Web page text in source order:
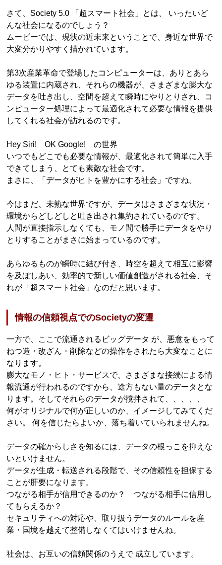
さて、Society 5.0 「超スマート社会」とは、 いったいど
んな社会になるのでしょう？
ムービーでは、現状の近未来ということで、身近な世界で
大変分かりやすく描かれています。
第3次産業革命で登場したコンピューターは、ありとあら
ゆる装置に内蔵され、それらの機器が、さまざまな膨大な
データを吐き出し、空間を超えて瞬時にやりとりされ、コ
ンピューター処理によって最適化されて必要な情報を提供
してくれる社会が訪れるのです。
Hey Siri! OK Google! の世界
いつでもどこでも必要な情報が、最適化されて簡単に入手
できてしまう、とても素敵な社会です。
まさに、「データがヒトを豊かにする社会」ですね。
今はまだ、未熟な世界ですが、データはさまざまな状況・
環境からどしどしと吐き出され集約されているのです。
人間が直接指示しなくても、モノ間で勝手にデータをやり
とりすることがまさに始まっているのです。
あらゆるものが瞬時に結び付き、時空を超えて相互に影響
を及ぼしあい、効率的で新しい価値創造がされる社会、そ
れが「超スマート社会」なのだと思います。
情報の信頼視点でのSocietyの変遷
一方で、ここで流通されるビッグデータ が、悪意をもって
ねつ造・改ざん・削除などの操作をされたら大変なことに
なります。
膨大なモノ・ヒト・サービスで、さまざまな接続による情
報流通が行われるのですから、途方もない量のデータとな
ります。そしてそれらのデータが撹拌されて、、、、、
何がオリジナルで何が正しいのか、イメージしてみてくだ
さい。 何を信じたらよいか、落ち着いていられませんね。
データの確からしさを知るには、データの根っこを抑えな
いといけません。
データが生成・転送される段階で、その信頼性を担保する
ことが肝要になります。
つながる相手が信用できるのか？ つながる相手に信用し
てもらえるか？
セキュリティへの対応や、取り扱うデータのルールを産
業・国境を越えて整備しなくてはいけませんね。
社会は、お互いの信頼関係のうえで 成立しています。